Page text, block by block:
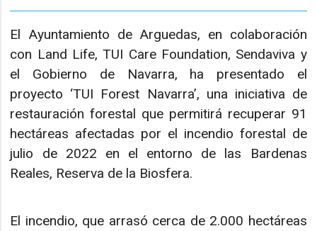
El Ayuntamiento de Arguedas, en colaboración
con Land Life, TUI Care Foundation, Sendaviva y
el Gobierno de Navarra, ha presentado el
proyecto ‘TUI Forest Navarra’, una iniciativa de
restauración forestal que permitirá recuperar 91
hectáreas afectadas por el incendio forestal de
julio de 2022 en el entorno de las Bardenas
Reales, Reserva de la Biosfera.
El incendio, que arrasó cerca de 2.000 hectáreas